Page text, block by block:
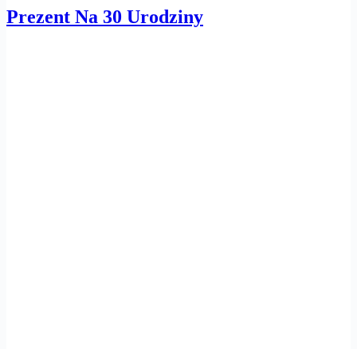
Prezent Na 30 Urodziny